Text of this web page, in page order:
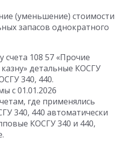
(уменьшение) стоимости
запасов однократного
счета 108 57 «Прочие
детальные КОСГУ
340, 440.
с 01.01.2026
где применялись
340, 440 автоматически
КОСГУ 340 и 440,